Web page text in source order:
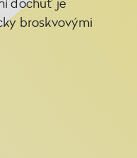
broskvovými